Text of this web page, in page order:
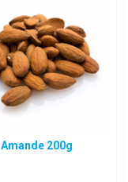
Amande 200g